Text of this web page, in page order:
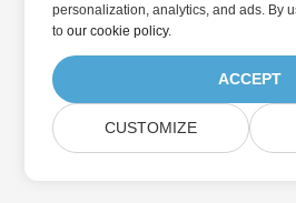
personalization, analytics, and ads. By
toour cookie policy.
ACCEPT
CUSTOMIZE